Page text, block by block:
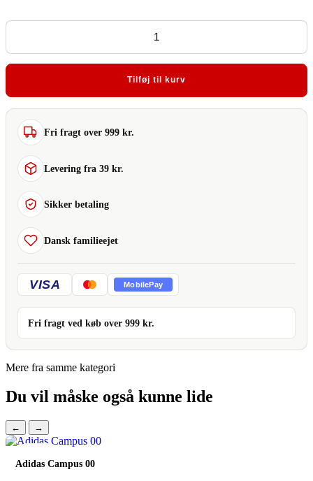
Lakai
antal
Tilføj til kurv
Fri fragt over 999 kr.
Levering fra 39 kr.
Sikker betaling
Dansk familieejet
VISA MobilePay
Fri fragt ved køb over 999 kr.
Mere fra samme kategori
Du vil måske også kunne lide
← →
Adidas Campus 00